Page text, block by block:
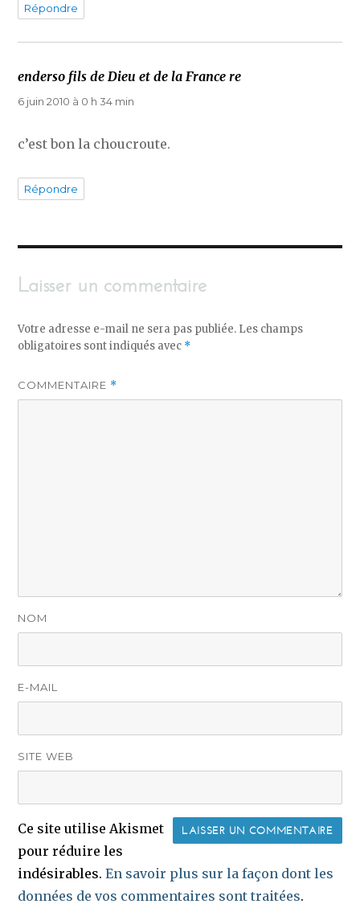
Répondre
enderso fils de Dieu et de la France re
6 juin 2010 à 0 h 34 min
c’est bon la choucroute.
Répondre
Laisser un commentaire
Votre adresse e-mail ne sera pas publiée. Les champs
obligatoires sont indiqués avec *
COMMENTAIRE *
NOM
E-MAIL
SITE WEB
Ce site utilise Akismet
pour réduire les
indésirables.En savoir plus sur la façon dont les
données de vos commentaires sont traitées.